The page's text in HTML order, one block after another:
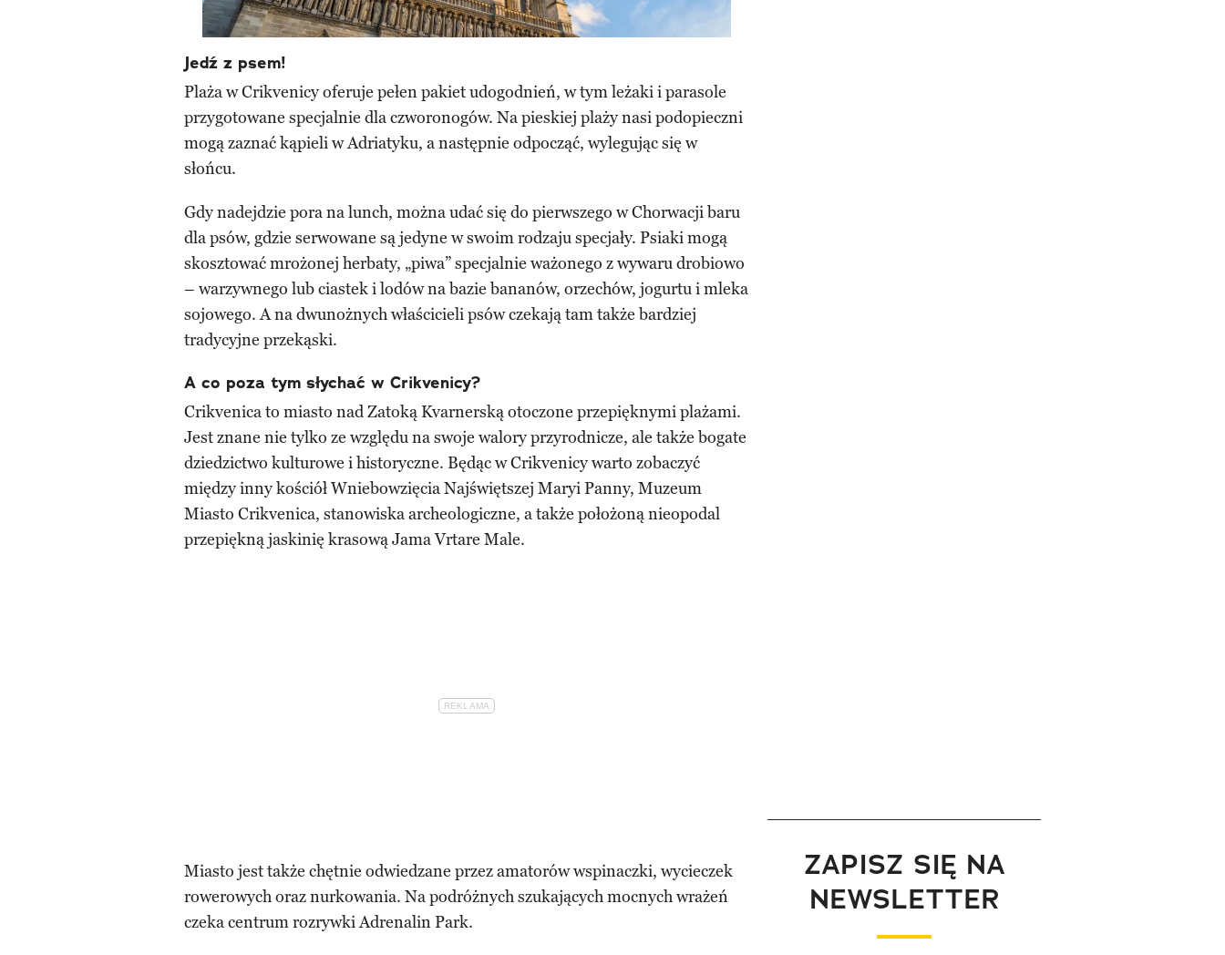
Jedź z psem!
Plaża w Crikvenicy oferuje pełen pakiet udogodnień, w tym leżaki i parasole
przygotowane specjalnie dla czworonogów. Na pieskiej plaży nasi podopieczni
mogą zaznać kąpieli w Adriatyku, a następnie odpocząć, wylegując się w
słońcu.
Gdy nadejdzie pora na lunch, można udać się do pierwszego w Chorwacji baru
dla psów, gdzie serwowane są jedyne w swoim rodzaju specjały. Psiaki mogą
skosztować mrożonej herbaty, „piwa” specjalnie ważonego z wywaru drobiowo
– warzywnego lub ciastek i lodów na bazie bananów, orzechów, jogurtu i mleka
sojowego. A na dwunożnych właścicieli psów czekają tam także bardziej
tradycyjne przekąski.
A co poza tym słychać w Crikvenicy?
Crikvenica to miasto nad Zatoką Kvarnerską otoczone przepięknymi plażami.
Jest znane nie tylko ze względu na swoje walory przyrodnicze, ale także bogate
dziedzictwo kulturowe i historyczne. Będąc w Crikvenicy warto zobaczyć
między inny kościół Wniebowzięcia Najświętszej Maryi Panny, Muzeum
Miasto Crikvenica, stanowiska archeologiczne, a także położoną nieopodal
przepiękną jaskinię krasową Jama Vrtare Male.
Miasto jest także chętnie odwiedzane przez amatorów wspinaczki, wycieczek
rowerowych oraz nurkowania. Na podróżnych szukających mocnych wrażeń
czeka centrum rozrywki Adrenalin Park.
ZAPISZ SIĘ NA
NEWSLETTER